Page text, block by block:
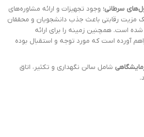
سرطانی؛ وجود تجهیزات و ارائه مشاوره‌های
رقابتی باعث جذب دانشجویان و محققان
شده است. همچنین زمینه را برای ارائه
آورده است که مورد توجه و استقبال بوده
شامل سالن نگهداری و تکثیر، اتاق